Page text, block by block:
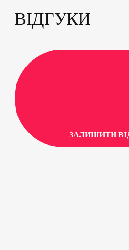
ВІДГУКИ
ЗАЛИШИТИ